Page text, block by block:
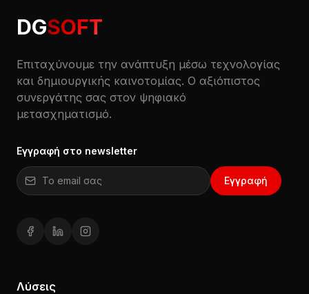
DGSOFT
Επιταχύνουμε την ανάπτυξη μέσω τεχνολογίας
και δημιουργικής καινοτομίας. Ο αξιόπιστος
συνεργάτης σας στον ψηφιακό
μετασχηματισμό.
Εγγραφή στο newsletter
Email για εγγραφή στο newsletter Εγγραφή
Facebook (ανοίγει σε νέο παράθυρο)
LinkedIn (ανοίγει σε νέο παράθυρο)
Instagram (ανοίγει σε νέο παράθυρο)
Λύσεις